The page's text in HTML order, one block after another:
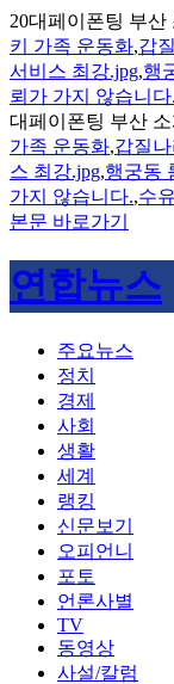
20대페이폰팅 부산
키 가족 운동화,갑
서비스 최강.jpg,행
뢰가 가지 않습니다.
대페이폰팅 부산
가족 운동화,갑질
스 최강.jpg,행궁동
가지 않습니다.,수
본문 바로가기
연합뉴스
주요뉴스
정치
경제
사회
생활
세계
랭킹
신문보기
오피언니
포토
언론사별
TV
동영상
사설/칼럼